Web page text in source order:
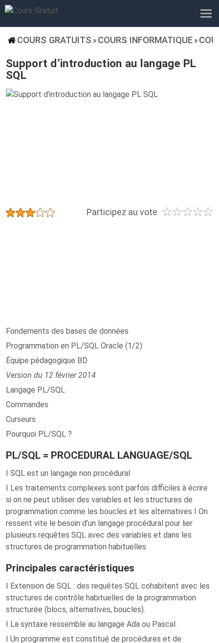
COURS GRATUITS » COURS INFORMATIQUE »
Support d’introduction au langage PL
SQL
Participez au vote ☆☆☆☆☆
★★★★★
Fondements des bases de données
Programmation en PL/SQL Oracle (1/2)
Équipe pédagogique BD
Version du 12 février 2014
Langage PL/SQL
Commandes
Curseurs
Pourquoi PL/SQL ?
PL/SQL = PROCEDURAL LANGUAGE/SQL
I SQL est un langage non procédural
I Les traitements complexes sont parfois difficiles à écrire
si on ne peut utiliser des variables et les structures de
programmation comme les boucles et les alternatives I On
ressent vite le besoin d’un langage procédural pour lier
plusieurs requêtes SQL avec des variables et dans les
structures de programmation habituelles
Principales caractéristiques
I Extension de SQL : des requêtes SQL cohabitent avec les
structures de contrôle habituelles de la programmation
structurée (blocs, alternatives, boucles).
I La syntaxe ressemble au langage Ada ou Pascal.
I Un programme est constitué de procédures et de